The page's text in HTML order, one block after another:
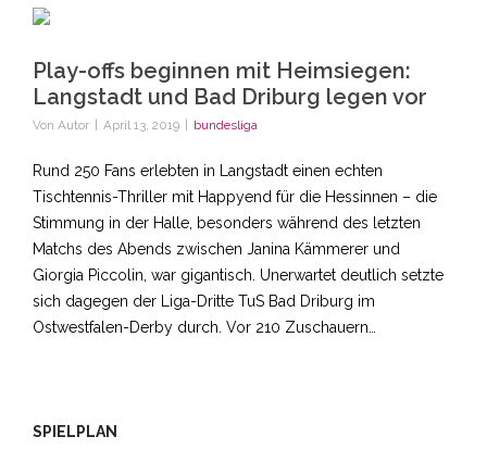
Play-offs beginnen mit Heimsiegen:
Langstadt und Bad Driburg legen vor
Von Autor April 13, 2019 bundesliga
Rund 250 Fans erlebten in Langstadt einen echten
Tischtennis-Thriller mit Happyend für die Hessinnen – die
Stimmung in der Halle, besonders während des letzten
Matchs des Abends zwischen Janina Kämmerer und
Giorgia Piccolin, war gigantisch. Unerwartet deutlich setzte
sich dagegen der Liga-Dritte TuS Bad Driburg im
Ostwestfalen-Derby durch. Vor 210 Zuschauern…
SPIELPLAN